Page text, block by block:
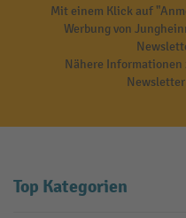
Mit einem Klick auf
Werbung von
Nähere Informationen
Top Kategorien